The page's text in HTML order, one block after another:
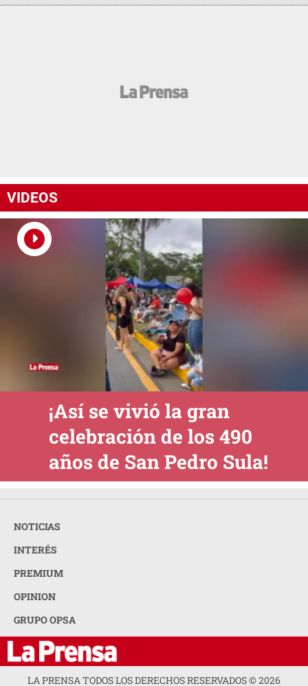
VIDEOS
¡Así se vivió la gran
celebración de los 490
años de San Pedro Sula!
NOTICIAS
INTERÉS
PREMIUM
OPINION
GRUPO OPSA
LA PRENSA TODOS LOS DERECHOS RESERVADOS ©2026